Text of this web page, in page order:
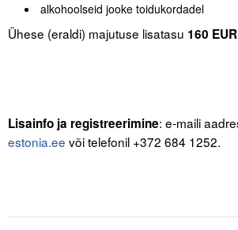
alkohoolseid jooke toidukordadel
Ühese (eraldi) majutuse lisatasu 160 EUR
Lisainfo ja registreerimine: e-maili
estonia.ee või telefonil +372 684 1252.